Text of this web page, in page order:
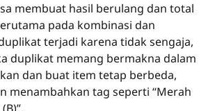
membuat hasil berulang dan total
pada kombinasi dan
terjadi karena tidak sengaja,
duplikat memang bermakna dalam
dan buat item tetap berbeda,
menambahkan tag seperti “Merah